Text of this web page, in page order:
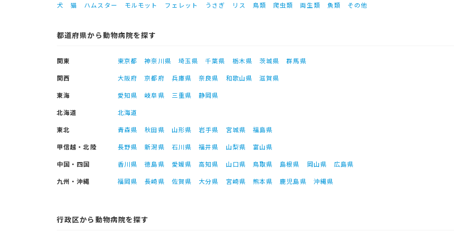
犬 猫 ハムスター モルモット フェレット うさぎ リス 鳥類 爬虫類 両生類 魚類 その他
都道府県から動物病院を探す
関東 東京都 神奈川県 埼玉県 千葉県 栃木県 茨城県
群馬県
関西
大阪府 京都府 兵庫県 奈良県 和歌山県
滋賀県
東海
愛知県 岐阜県 三重県
静岡県
北海道
北海道
東北
青森県 秋田県 山形県 岩手県 宮城県
福島県
甲信越・北陸
長野県 新潟県 石川県 福井県 山梨県
富山県
中国・四国
香川県 徳島県 愛媛県 高知県 山口県 鳥取県 島根県 岡山県
広島県
九州・沖縄
福岡県 長崎県 佐賀県 大分県 宮崎県 熊本県 鹿児島県 沖縄県
行政区から動物病院を探す